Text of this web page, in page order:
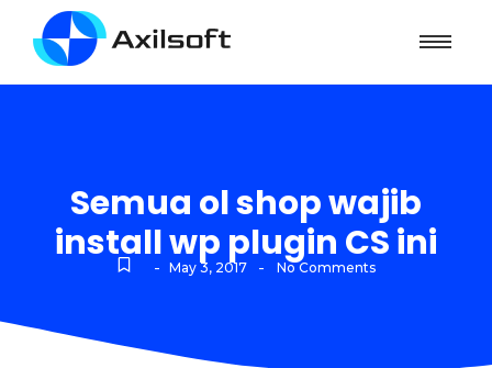
Semua ol shop wajib
install wp plugin CS ini
- May 3, 2017 - No Comments